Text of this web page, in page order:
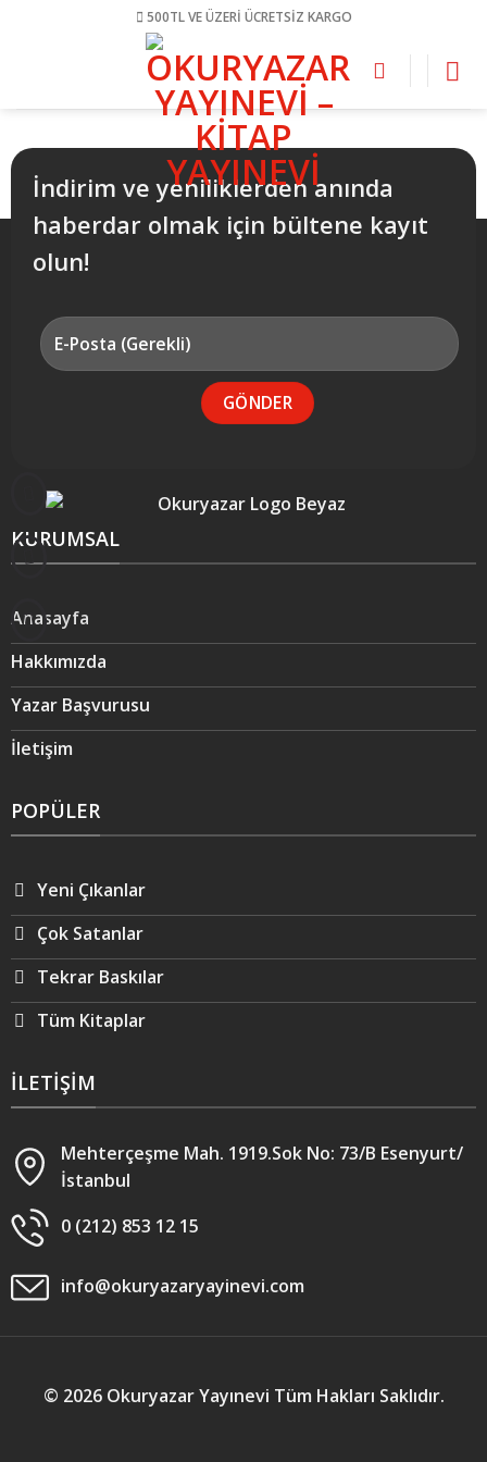
500TL VE ÜZERİ ÜCRETSİZ KARGO
İndirim ve yeniliklerden anında
haberdar olmak için bültene kayıt
olun!
KURUMSAL
Anasayfa
Hakkımızda
Yazar Başvurusu
İletişim
POPÜLER
Yeni Çıkanlar
Çok Satanlar
Tekrar Baskılar
Tüm Kitaplar
İLETIŞIM
Mehterçeşme Mah. 1919.Sok No: 73/B Esenyurt/
İstanbul
0 (212) 853 12 15
info@okuryazaryayinevi.com
© 2026 Okuryazar Yayınevi Tüm Hakları Saklıdır.